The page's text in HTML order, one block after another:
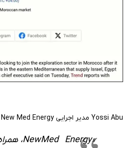
Yossi Abu مدیر اجرایی New Med Energy بیان کرد:
«
NewMed Energy،